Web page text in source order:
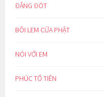
ĐẮNG ĐÓT
BÔI LEM CỬA PHẬT
NÓI VỚI EM
PHÚC TỔ TIÊN